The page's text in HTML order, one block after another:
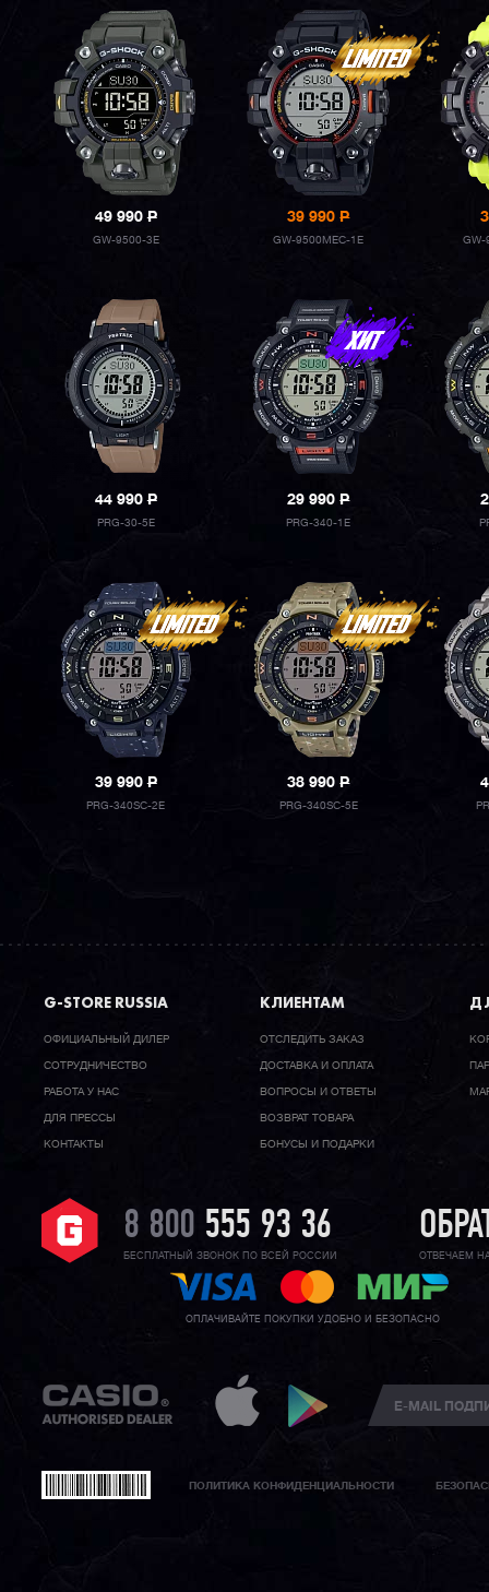
49 990P
GW-9500-3E
39 990P
GW-9500MEC-1E GW-
44 990P
PRG-30-5E
29 990P
PRG-340-1E
39 990P
PRG-340SC-2E
38 990P
PRG-340SC-5E
G-STORE RUSSIA
ОФИЦИАЛЬНЫЙ ДИЛЕР
CОТРУДНИЧЕСТВО
РАБОТА У НАС
ДЛЯ ПРЕССЫ
КОНТАКТЫ
КЛИЕНТАМ
ОТСЛЕДИТЬ ЗАКАЗ
ДОСТАВКА И ОПЛАТА
ВОПРОСЫ И ОТВЕТЫ
ВОЗВРАТ ТОВАРА
БОНУСЫ И ПОДАРКИ
8 800 555 93 36
БЕСПЛАТНЫЙ ЗВОНОК ПО ВСЕЙ РОССИИ ОТВЕЧАЕМ
ОПЛАЧИВАЙТЕ ПОКУПКИ УДОБНО И БЕЗОПАСНО
ПОЛИТИКА КОНФИДЕНЦИАЛЬНОСТИ